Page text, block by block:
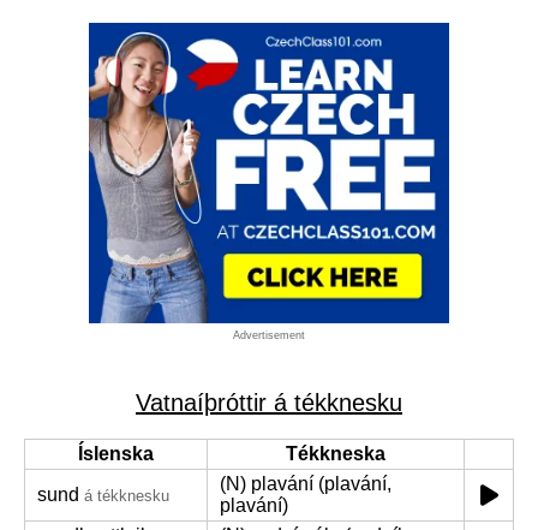
Advertisement
Vatnaíþróttir á tékknesku
Íslenska
Tékkneska
sund á tékknesku
(N) plavání (plavání,
plavání)